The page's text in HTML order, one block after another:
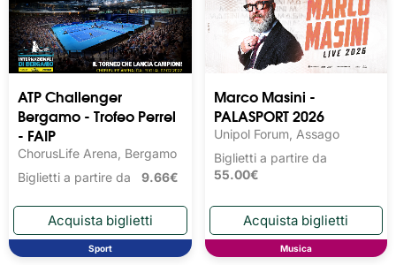
ATP Challenger
Bergamo - Trofeo Perrel
- FAIP
ChorusLife Arena, Bergamo
Biglietti a partire da 9.66€
Sport
Marco Masini -
PALASPORT 2026
Unipol Forum, Assago
Biglietti a partire da
55.00€
Musica